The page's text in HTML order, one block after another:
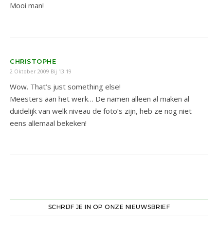
Mooi man!
CHRISTOPHE
2 Oktober 2009 Bij 13:19
Wow. That’s just something else!
Meesters aan het werk… De namen alleen al maken al
duidelijk van welk niveau de foto’s zijn, heb ze nog niet
eens allemaal bekeken!
SCHRIJF JE IN OP ONZE NIEUWSBRIEF